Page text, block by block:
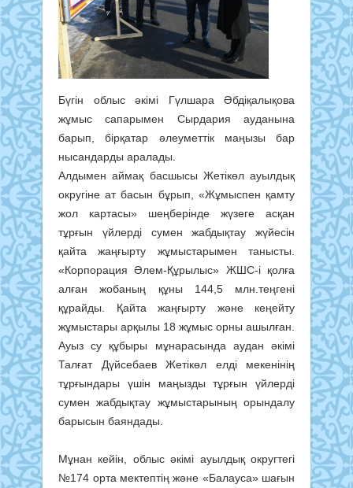
Бүгін облыс әкімі Гүлшара Әбдіқалықова
жұмыс сапарымен Сырдария ауданына
барып, бірқатар әлеуметтік маңызы бар
нысандарды аралады.
Алдымен аймақ басшысы Жетікөл ауылдық
округіне ат басын бұрып, «Жұмыспен қамту
жол картасы» шеңберінде жүзеге асқан
тұрғын үйлерді сумен жабдықтау жүйесін
қайта жаңғырту жұмыстарымен танысты.
«Корпорация Әлем-Құрылыс» ЖШС-і қолға
алған жобаның құны 144,5 млн.теңгені
құрайды. Қайта жаңғырту және кеңейту
жұмыстары арқылы 18 жұмыс орны ашылған.
Ауыз су құбыры мұнарасында аудан әкімі
Талғат Дүйсебаев Жетікөл елді мекенінің
тұрғындары үшін маңызды тұрғын үйлерді
сумен жабдықтау жұмыстарының орындалу
барысын баяндады.
Мұнан кейін, облыс әкімі ауылдық округтегі
№174 орта мектептің және «Балауса» шағын